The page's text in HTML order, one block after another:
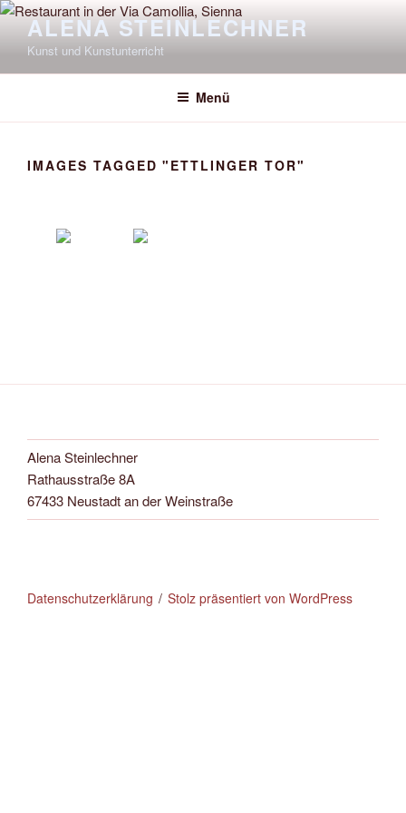
Zum
Inhalt
springen
ALENA STEINLECHNER
Kunst und Kunstunterricht
Menü
IMAGES TAGGED "ETTLINGER TOR"
Alena Steinlechner
Rathausstraße 8A
67433 Neustadt an der Weinstraße
Datenschutzerklärung Stolz präsentiert von WordPress